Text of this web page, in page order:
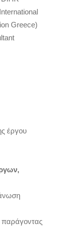
Greece)
έργου
παράγοντας